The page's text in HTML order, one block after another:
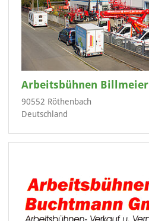
Arbeitsbühnen Billmeier
90552 Röthenbach
Deutschland